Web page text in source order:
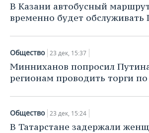
В Казани автобусный
временно будет обслуживать
Общество 23 дек, 15:37
Минниханов попросил
регионам проводить торги
Общество 23 дек, 15:24
В Татарстане задержали